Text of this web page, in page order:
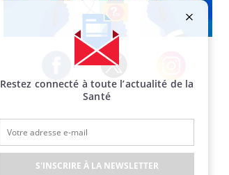
Facebook Twitter Instagram
Restez connecté à toute l’actualité de la
Santé
S'INSCRIRE À LA NEWSLETTER